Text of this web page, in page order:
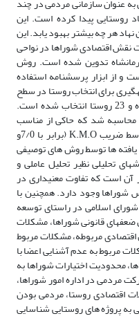
عنوان سازمانی مردمی در چند
روستایی پیدا کرده است. این
هر چه بیشتر بهبود یابد. این
نقش اقتصادی شوراها در نواحی
تدوین شده است. روش
و از ابزار پرسشنامه استفاده
و روش نمونه­گیری برای انتخاب روستا در سطح
شهرستان نمونه­گیری تصادفی ساده بوده و 23 روستا انتخاب شده است.
محاسبه شد که حاکی از مناسب
بودن داده­ها بوده است. روایی تحقیق توسط ضریب K.M.O (برابر با 7/0و
یافته ها توسط روش های توصیفی
تحلیلی نظیر تحلیل عاملی و
آن است که تفاوت معنی­داری در
شوراها وجود دارد. همچنین با
برنده در شورای اسلامی در راستای توسعه
قانونی شوراها، مشکلات
اقتصادی مربوطه، مشکلات مربوط
مربوط به عدم آشنایی اعضا با
محدودیت اختیارات شوراها به
مشارکت مردمی در اداره امور شوراها،
اقتصادی روستا، مردمی بودن
به پروژه های روستایی شناسایی